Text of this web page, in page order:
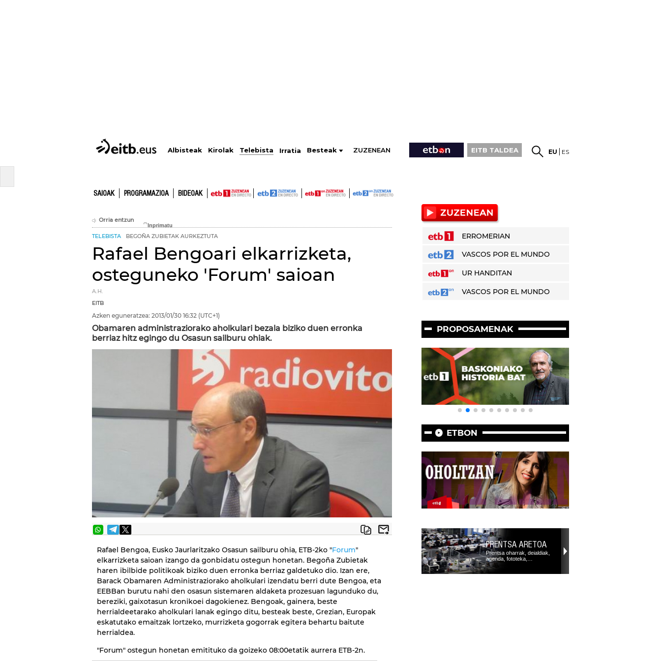
Albisteak Kirolak Telebista Irratia Besteak ZUZENEAN EITB TALDEA EU ES
SAIOAK PROGRAMAZIOA BIDEOAK
Orria entzun
TELEBISTA BEGOÑA ZUBIETAK AURKEZTUTA
Rafael Bengoari elkarrizketa,
osteguneko 'Forum' saioan
A.H.
EITB
Azken eguneratzea: 2013/01/30 16:32 (UTC+1)
Obamaren administraziorako aholkulari bezala biziko duen erronka
berriaz hitz egingo du Osasun sailburu ohiak.
Rafael Bengoa, Eusko Jaurlaritzako Osasun sailburu ohia, ETB-2ko "Forum"
elkarrizketa saioan izango da gonbidatu ostegun honetan. Begoña Zubietak
haren ibilbide politikoak biziko duen erronka berriaz galdetuko dio. Izan ere,
Barack Obamaren Administraziorako aholkulari izendatu berri dute Bengoa, eta
EEBBan burutu nahi den osasun sistemaren aldaketa prozesuan lagunduko du,
bereziki, gaixotasun kronikoei dagokienez. Bengoak, gainera, beste
herrialdeetarako aholkulari lanak egingo ditu, besteak beste, Grezian, Europak
eskatutako emaitzak lortzeko, murrizketa gogorrak egitera behartu baitute
herrialdea.
"Forum" ostegun honetan emitituko da goizeko 08:00etatik aurrera ETB-2n.
ERROMERIAN
VASCOS POR EL MUNDO
UR HANDITAN
VASCOS POR EL MUNDO
PROPOSAMENAK
ETBON
PRENTSA ARETOA
Prentsa oharrak, deialdiak,
agenda, fototeka,…